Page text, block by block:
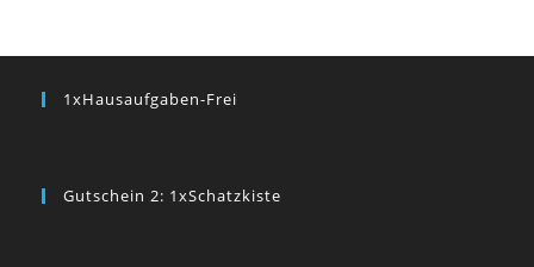
1xHausaufgaben-Frei
Gutschein 2: 1xSchatzkiste